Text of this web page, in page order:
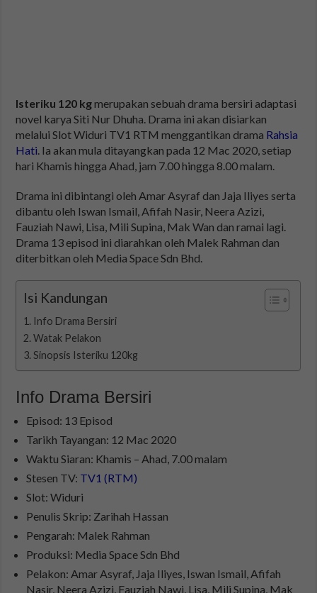
Isteriku 120 kgmerupakan sebuah drama bersiri adaptasi
novel karya Siti Nur Dhuha. Drama ini akan disiarkan
melalui Slot Widuri TV1 RTM menggantikan drama Rahsia
Hati. Ia akan mula ditayangkan pada 12 Mac 2020, setiap
hari Khamis hingga Ahad, jam 7.00 hingga 8.00 malam.
Drama ini dibintangi oleh Amar Asyraf dan Jaja Iliyes serta
dibantu oleh Iswan Ismail, Afifah Nasir, Neera Azizi,
Fauziah Nawi, Lisa, Mili Supina, Mak Wan dan ramai lagi.
Drama 13 episod ini diarahkan oleh Malek Rahman dan
diterbitkan oleh Media Space Sdn Bhd.
Isi Kandungan
Info Drama Bersiri
Watak Pelakon
Sinopsis Isteriku 120kg
Info Drama Bersiri
Episod: 13 Episod
Tarikh Tayangan: 12 Mac 2020
Waktu Siaran: Khamis – Ahad, 7.00 malam
Stesen TV: TV1 (RTM)
Slot: Widuri
Penulis Skrip: Zarihah Hassan
Pengarah: Malek Rahman
Produksi: Media Space Sdn Bhd
Pelakon: Amar Asyraf, Jaja Iliyes, Iswan Ismail, Afifah
Nasir, Neera Azizi, Fauziah Nawi, Lisa, Mili Supina, Mak